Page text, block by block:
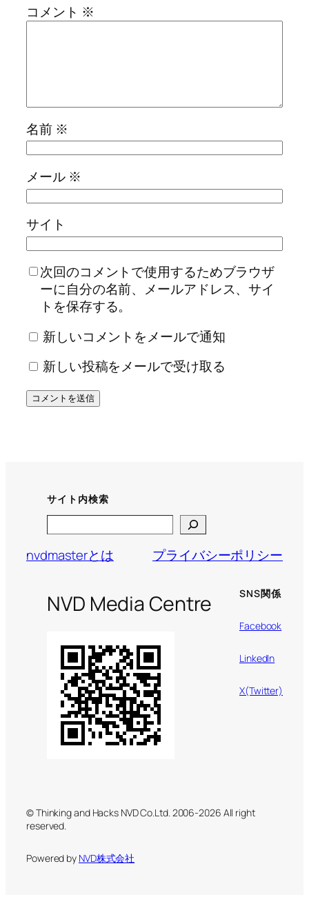
コメント ※
名前 ※
メール ※
サイト
次回のコメントで使用するためブラウザ
ーに自分の名前、メールアドレス、サイ
トを保存する。
新しいコメントをメールで通知
新しい投稿をメールで受け取る
サイト内検索
nvdmasterとは
プライバシーポリシー
NVD Media Centre SNS関係
Facebook
LinkedIn
X(Twitter)
© Thinking and Hacks NVD Co.Ltd. 2006-2026 All right
reserved.
Powered by NVD株式会社